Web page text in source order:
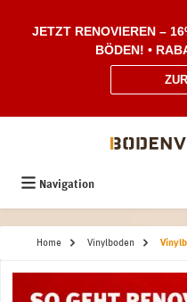
JETZT RENOVIEREN –
BÖDEN! •
Navigation
Home Vinylboden